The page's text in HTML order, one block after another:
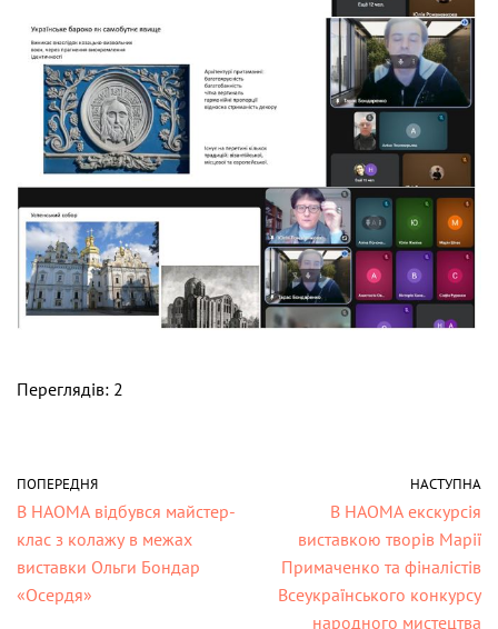
Переглядів: 2
ПОПЕРЕДНЯ
В НАОМА відбувся майстер-
клас з колажу в межах
виставки Ольги Бондар
«Осердя»
НАСТУПНА
В НАОМА екскурсія
виставкою творів Марії
Примаченко та фіналістів
Всеукраїнського конкурсу
народного мистецтва